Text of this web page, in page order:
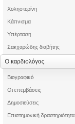
Χοληστερίνη
Κάπνισμα
Υπέρταση
Σακχαρώδης διαβήτης
Ο καρδιολόγος
Βιογραφικό
Οι επεμβάσεις
Δημοσιεύσεις
Επιστημονική δραστηριότητα